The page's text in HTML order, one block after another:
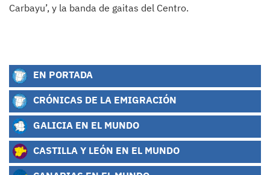
Carbayu’, y la banda de gaitas del Centro.
EN PORTADA
CRÓNICAS DE LA EMIGRACIÓN
GALICIA EN EL MUNDO
CASTILLA Y LEÓN EN EL MUNDO